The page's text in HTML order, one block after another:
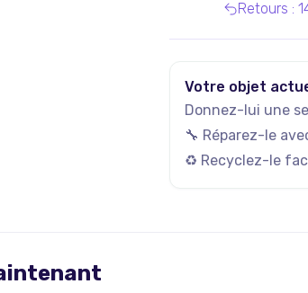
de seconde
Retours :
Votre objet
Donnez-lui une
🔧 Réparez-le
♻️ Recyclez-le